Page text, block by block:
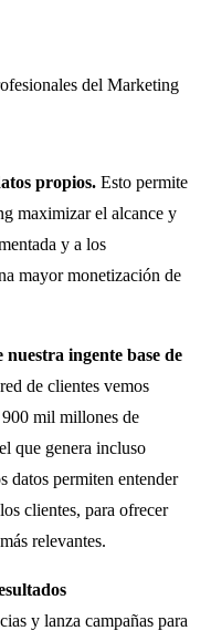
del Marketing
propios. Esto permite
maximizar el alcance y
y a los
mayor monetización de
ingente base de
de clientes vemos
mil millones de
que genera incluso
datos permiten entender
clientes, para ofrecer
relevantes.
y lanza campañas para